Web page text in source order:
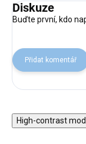
Diskuze
Buďte první, kdo
Přidat komentář
High-contrast